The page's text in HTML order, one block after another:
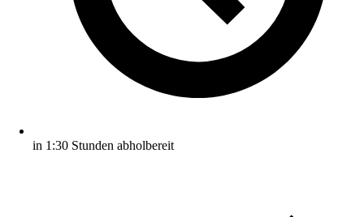
in 1:30 Stunden abholbereit